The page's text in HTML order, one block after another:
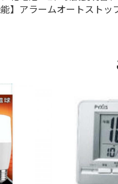
】アラームオートストッ